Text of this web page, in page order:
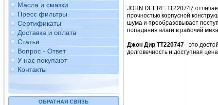
Масла и смазки
Пресс фильтры
Сертификаты
Доставка и оплата
Статьи
Вопрос - Ответ
У нас покупают
Контакты
ОБРАТНАЯ СВЯЗЬ
JOHN DEERE TT220747
прочностью корпусной
шума и преобразовывает
попадания влаги в рабочий
Джон Дир TT220747 - это
долговечность и доступная